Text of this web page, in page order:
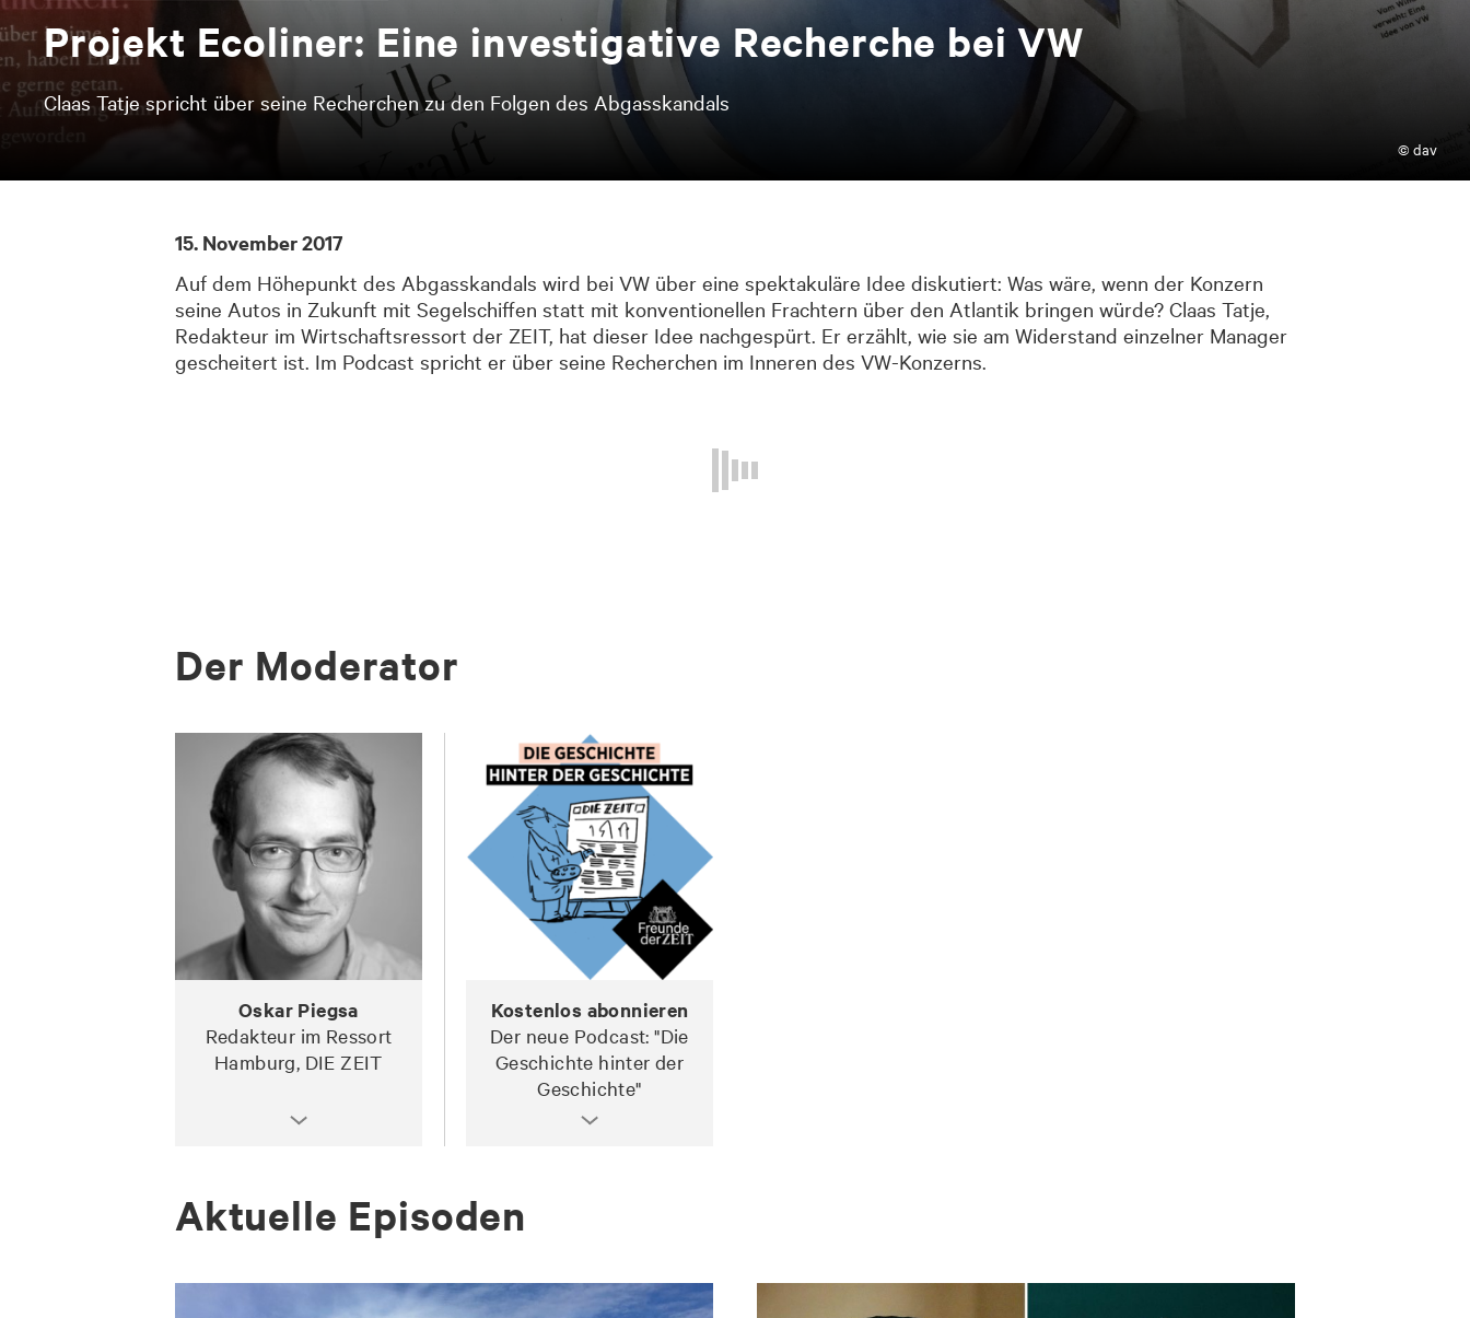
Pro­jekt Eco­li­ner: Ei­ne in­ves­ti­ga­ti­ve Re­cher­che bei VW
Claas Tatje spricht über seine Recherchen zu den Folgen des Abgasskandals
© dav
15. November 2017
Auf dem Höhepunkt des Abgasskandals wird bei VW über eine spektakuläre Idee diskutiert: Was wäre, wenn der Konzern
seine Autos in Zukunft mit Segelschiffen statt mit konventionellen Frachtern über den Atlantik bringen würde? Claas Tatje,
Redakteur im Wirtschaftsressort der ZEIT, hat dieser Idee nachgespürt. Er erzählt, wie sie am Widerstand einzelner Manager
gescheitert ist. Im Podcast spricht er über seine Recherchen im Inneren des VW-Konzerns.
Der Mo­dera­tor
Oskar Piegsa
Redakteur im Ressort
Hamburg, DIE ZEIT
Kostenlos abonnieren
Der neue Podcast: "Die
Geschichte hinter der
Geschichte"
Ak­tu­el­le Epi­so­den